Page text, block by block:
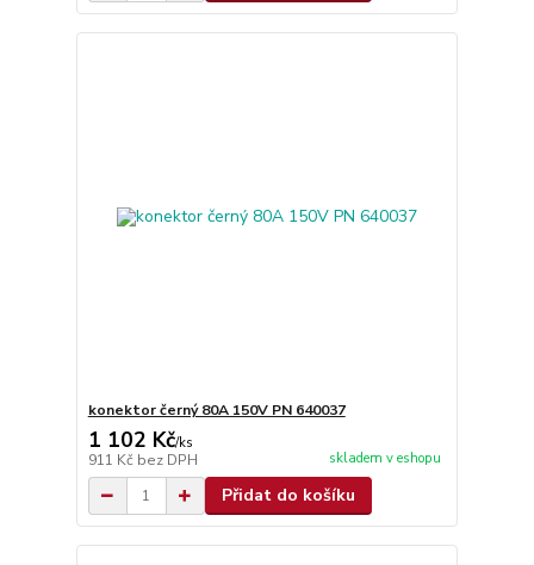
konektor černý 80A 150V PN 640037
1 102 Kč/ks
911 Kč bez DPH skladem v eshopu
Přidat do košíku